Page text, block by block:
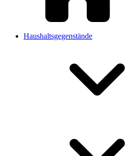
Haushaltsgegenstände